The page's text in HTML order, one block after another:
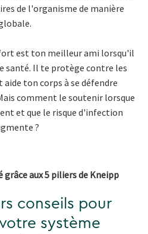
de l'organisme de manière
est ton meilleur ami lorsqu'il
santé. Il te protège contre les
ton corps à se défendre
comment le soutenir lorsque
et que le risque d'infection
?
aux 5 piliers de Kneipp
conseils pour
système